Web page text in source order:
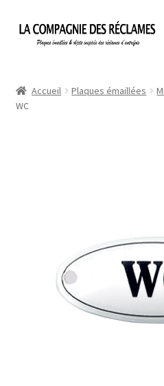
Aller
Aller
À propos de La Compagnie des
Politique de confidentialité
Une histoire de plaques
Accueil Plaques émaillées
WC